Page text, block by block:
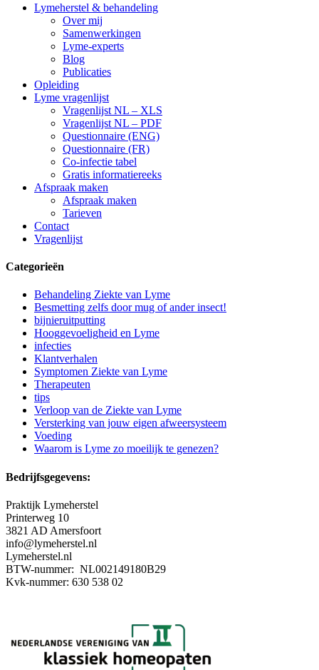
Lymeherstel & behandeling
Over mij
Samenwerkingen
Lyme-experts
Blog
Publicaties
Opleiding
Lyme vragenlijst
Vragenlijst NL – XLS
Vragenlijst NL – PDF
Questionnaire (ENG)
Questionnaire (FR)
Co-infectie tabel
Gratis informatiereeks
Afspraak maken
Afspraak maken
Tarieven
Contact
Vragenlijst
Categorieën
Behandeling Ziekte van Lyme
Besmetting zelfs door mug of ander insect!
bijnieruitputting
Hooggevoeligheid en Lyme
infecties
Klantverhalen
Symptomen Ziekte van Lyme
Therapeuten
tips
Verloop van de Ziekte van Lyme
Versterking van jouw eigen afweersysteem
Voeding
Waarom is Lyme zo moeilijk te genezen?
Bedrijfsgegevens:
Praktijk Lymeherstel
Printerweg 10
3821 AD Amersfoort
info@lymeherstel.nl
Lymeherstel.nl
BTW-nummer: NL002149180B29
Kvk-nummer: 630 538 02